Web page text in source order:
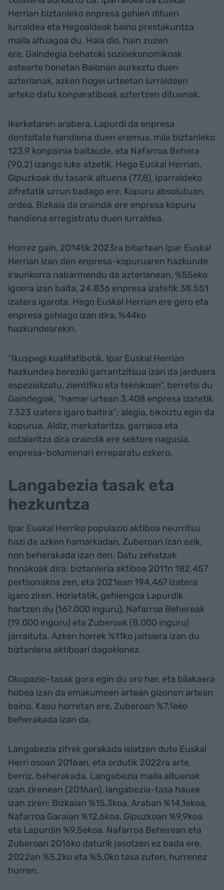
Herrian biztanleko enpresa gehien dituen
lurraldea eta Hegoaldeak baino prestakuntza
maila altuagoa du. Hala dio, hain zuzen
ere, Gaindegia behatoki sozioekonomikoak
astearte honetan Baionan aurkeztu duen
azterlanak, azken hogei urteetan lurraldeen
arteko datu konparatiboak aztertzen dituenak.
Ikerketaren arabera, Lapurdi da enpresa
dentsitate handiena duen eremua, mila biztanleko
123,9 konpainia baitaude, eta Nafarroa Behera
(90,2) izango luke atzetik. Hego Euskal Herrian,
Gipuzkoak du tasarik altuena (77,8), Iparraldeko
zifretatik urrun badago ere. Kopuru absolutuan,
ordea, Bizkaia da oraindik ere enpresa kopuru
handiena erregistratu duen lurraldea.
Horrez gain, 2014tik 2023ra bitartean Ipar Euskal
Herrian izan den enpresa-kopuruaren hazkunde
iraunkorra nabarmendu da azterlanean, %55eko
igoera izan baita, 24.836 enpresa izatetik 38.551
izatera igarota. Hego Euskal Herrian ere gero eta
enpresa gehiago izan dira, %44ko
hazkundearekin.
“Ikuspegi kualitatibotik, Ipar Euskal Herrian
hazkundea bereziki garrantzitsua izan da jarduera
espezializatu, zientifiko eta teknikoan”, berretsi du
Gaindegiak, “hamar urtean 3.408 enpresa izatetik
7.323 izatera igaro baitira”; alegia, bikoiztu egin da
kopurua. Aldiz, merkataritza, garraioa eta
ostalaritza dira oraindik ere sektore nagusia,
enpresa-bolumenari erreparatu ezkero.
Langabezia tasak eta
hezkuntza
Ipar Euskal Herriko populazio aktiboa neurritsu
hazi da azken hamarkadan, Zuberoan izan ezik,
non beherakada izan den. Datu zehatzak
honakoak dira: biztanleria aktiboa 2011n 182.457
pertsonakoa zen, eta 2021ean 194.467 izatera
igaro ziren. Horietatik, gehiengoa Lapurdik
hartzen du (167.000 inguru), Nafarroa Behereak
(19.000 inguru) eta Zuberoak (8.000 inguru)
jarraituta. Azken horrek %11ko jaitsiera izan du
biztanleria aktiboari dagokionez.
Okupazio-tasak gora egin du oro har, eta bilakaera
hobea izan da emakumeen artean gizonen artean
baino. Kasu horretan ere, Zuberoan %7,1eko
beherakada izan da.
Langabezia zifrek gorakada islatzen dute Euskal
Herri osoan 2016an, eta ordutik 2022ra arte,
berriz, beherakada. Langabezia maila altuenak
izan zirenean (2016an), langabezia-tasa hauek
izan ziren: Bizkaian %15,3koa, Araban %14,1ekoa,
Nafarroa Garaian %12,6koa, Gipuzkoan %9,9koa
eta Lapurdin %9,5ekoa. Nafarroa Beherean eta
Zuberoan 2016ko daturik jasotzen ez bada ere,
2022an %5,2ko eta %5,0ko tasa zuten, hurrenez
hurren.